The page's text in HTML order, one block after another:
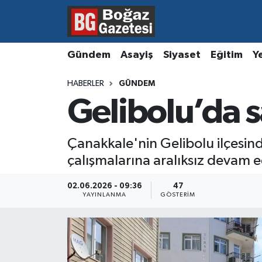
Gündem Asayiş Siyaset Eğitim
HABERLER GÜNDEM
Gelibolu’da
Çanakkale'nin Gelibolu
çalışmalarına aralıksız devam
02.06.2026 - 09:36
YAYINLANMA
47
GÖSTERIM
Asayiş
Ekonomi
Kültür ve Sanat
Resmi İlanlar
Hava Durumu
Süper Lig Puan Durumu ve Fikstür
Son Dakika Haberleri
Haber Arşivi